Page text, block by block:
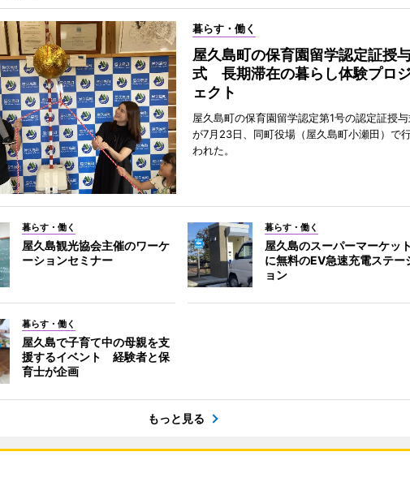
暮らす・働く
屋久島町の保育園留学認定証授
式 長期滞在の暮らし体験プロ
ェクト
屋久島町の保育園留学認定第1号の認定証授
が7月23日、同町役場（屋久島町小瀬田）で
われた。
暮らす・働く
屋久島観光協会主催のワーケ
ーションセミナー
暮らす・働く
屋久島のスーパーマーケット
に無料のEV急速充電ステー
ョン
暮らす・働く
屋久島で子育て中の母親を支
援するイベント 経験者と保
育士が企画
もっと見る